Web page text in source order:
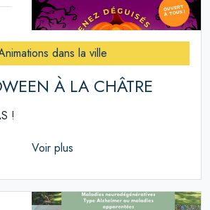
dans la ville
À LA CHÂTRE
!
Voir plus